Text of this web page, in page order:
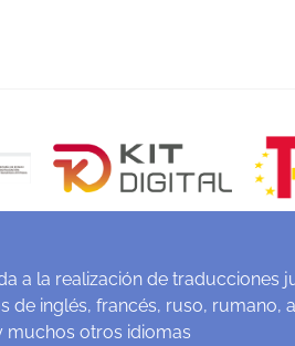
a la realización de
de inglés, francés, ruso, rumano,
muchos otros idiomas